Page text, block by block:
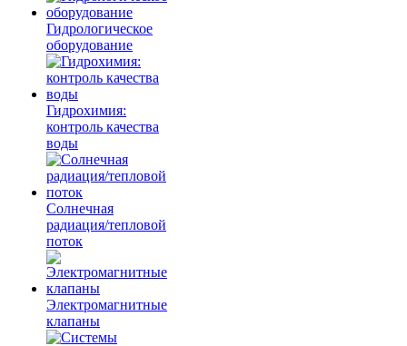
Гидрологическое
оборудование
Гидрохимия:
контроль качества
воды
Солнечная
радиация/тепловой
поток
Электромагнитные
клапаны